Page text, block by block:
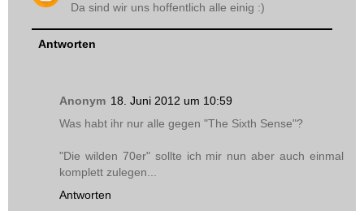
Da sind wir uns hoffentlich alle einig :)
Antworten
Anonym 18. Juni 2012 um 10:59
Was habt ihr nur alle gegen "The Sixth Sense"?
"Die wilden 70er" sollte ich mir nun aber auch einmal
komplett zulegen...
Antworten